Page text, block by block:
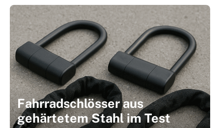
Fahrradschlösser aus
gehärtetem Stahl im Test